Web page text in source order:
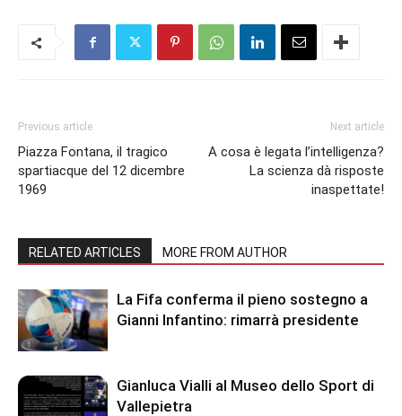
Previous article
Piazza Fontana, il tragico
spartiacque del 12 dicembre
1969
Next article
A cosa è legata l’intelligenza?
La scienza dà risposte
inaspettate!
RELATED ARTICLES MORE FROM AUTHOR
La Fifa conferma il pieno sostegno a
Gianni Infantino: rimarrà presidente
Gianluca Vialli al Museo dello Sport di
Vallepietra